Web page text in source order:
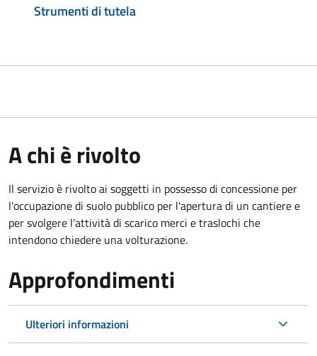
Strumenti di tutela
A chi è rivolto
Il servizio è rivolto ai soggetti in possesso di concessione per
l'occupazione di suolo pubblico per l'apertura di un cantiere e
per svolgere l'attività di scarico merci e traslochi che
intendono chiedere una volturazione.
Approfondimenti
Ulteriori informazioni